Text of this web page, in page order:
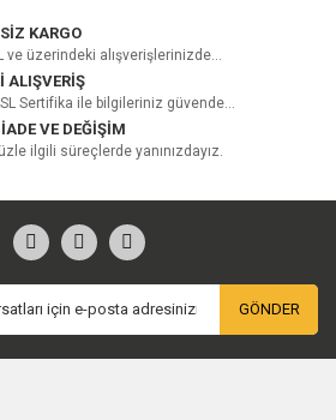
ilk yorumu siz yapın!
Yorum Yaz
KARGO
ve üzerindeki alışverişlerinizde...
ALIŞVERİŞ
Sertifika ile bilgileriniz güvende...
VE DEĞİŞİM
ilgili süreçlerde yanınızdayız.
GÖNDER